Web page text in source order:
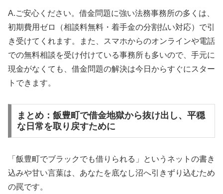
A.ご安心ください。借金問題に強い法務事務所の多くは、
初期費用ゼロ（相談料無料・着手金の分割払い対応）で引
き受けてくれます。また、スマホからのオンラインや電話
での無料相談を受け付けている事務所も多いので、手元に
現金がなくても、借金問題の解決は今日からすぐにスター
トできます。
まとめ：飯豊町で借金地獄から抜け出し、平穏
な日常を取り戻すために
「飯豊町でブラックでも借りられる」というネットの書き
込みや甘い言葉は、あなたを底なし沼へ引きずり込むため
の罠です。